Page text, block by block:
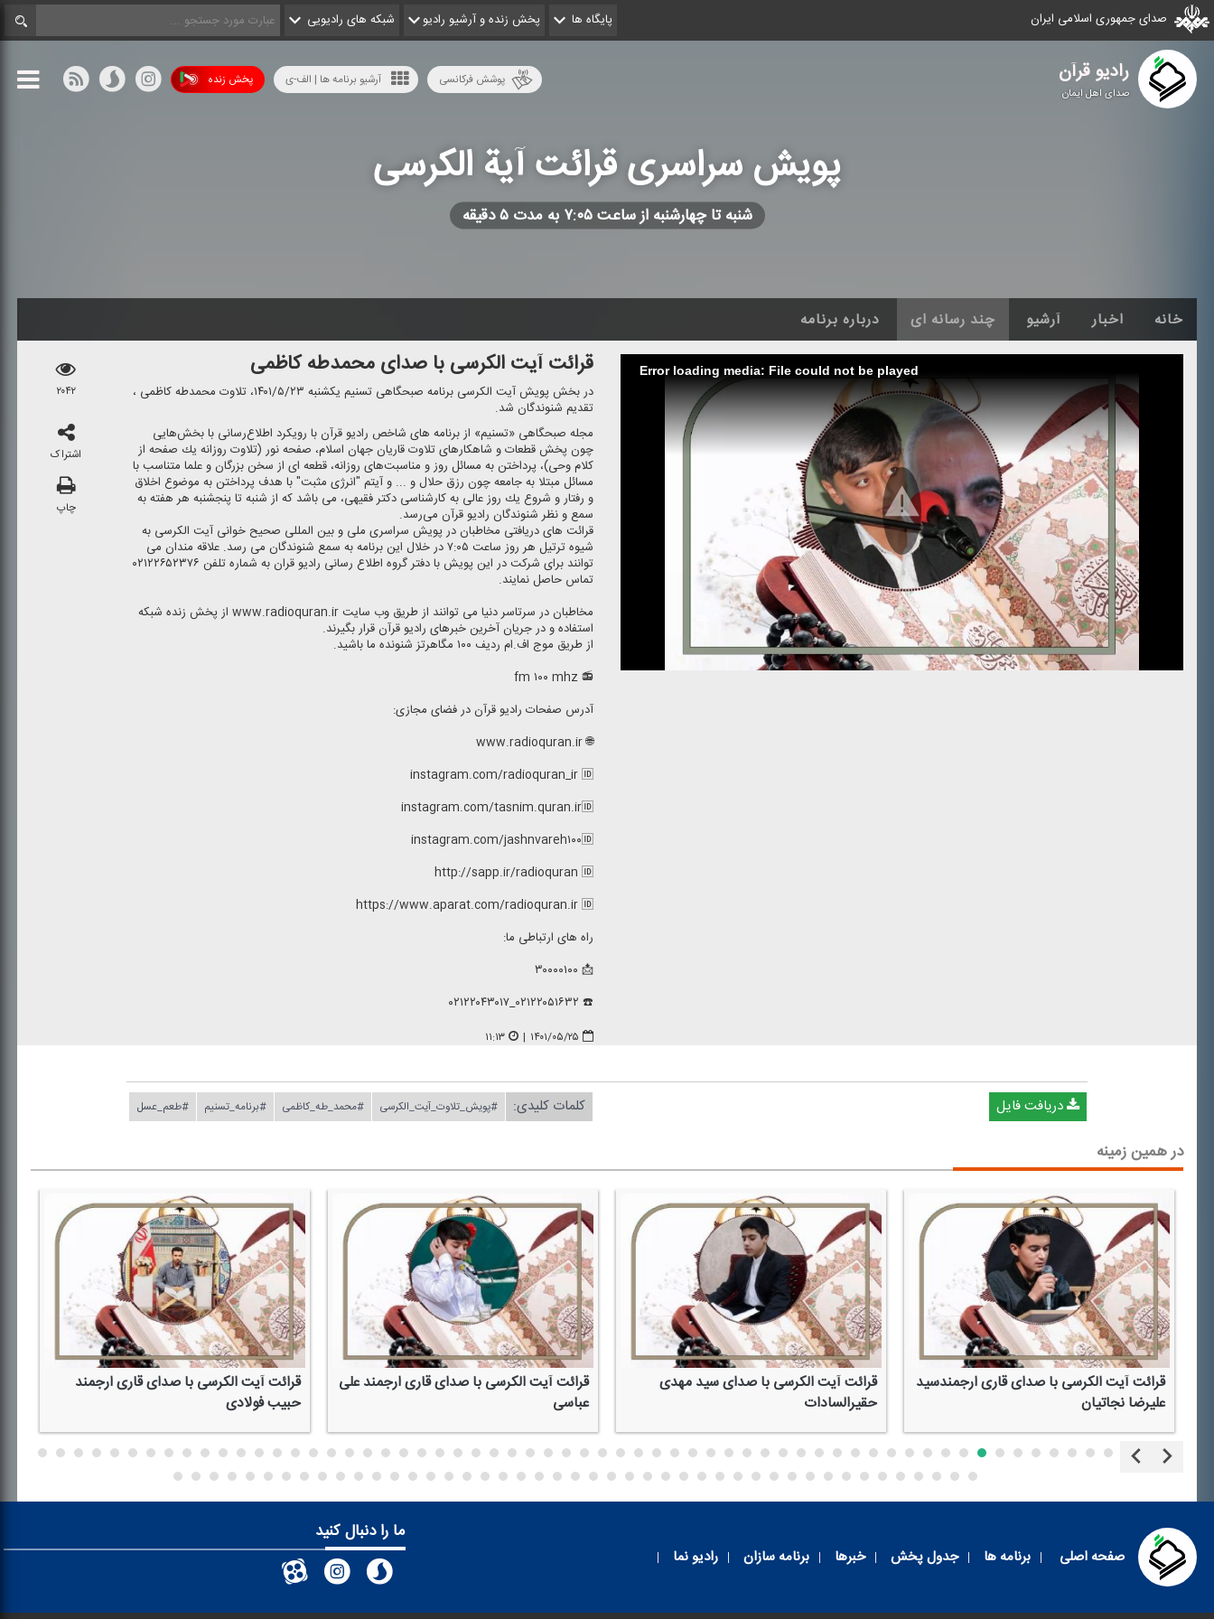
صدای جمهوری اسلامی ایران پایگاه ها پخش زنده و آرشیو رادیو شبکه های رادیویی
رادیو قرآن
صدای اهل ایمان
پخش زنده آرشیو برنامه ها | الف-ی پوشش فرکانسی
پویش سراسری قرائت آیة الكرسی
شنبه تا چهارشنبه از ساعت ۷:۰۵ به مدت ۵ دقیقه
خانه اخبار آرشیو چند رسانه ای درباره برنامه
Error loading media: File could not be played قرائت آیت الكرسی با صدای محمدطه كاظمی
در بخش پویش آیت الكرسی برنامه صبحگاهی تسنیم یكشنبه ۱۴۰۱/۵/۲۳، تلاوت محمدطه كاظمی ،
تقدیم شنوندگان شد.
مجله صبحگاهی «تسنیم» از برنامه های شاخص رادیو قرآن با رویكرد اطلاع‌رسانی با بخش‌هایی
چون پخش قطعات و شاهكارهای تلاوت قاریان جهان اسلام، صفحه نور (تلاوت روزانه یك صفحه از
كلام وحی)، پرداختن به مسائل روز و مناسبت‌های روزانه، قطعه ای از سخن بزرگان و علما متناسب با
مسائل مبتلا به جامعه چون رزق حلال و ... و آیتم "انرژی مثبت" با هدف پرداختن به موضوع اخلاق
و رفتار و شروع یك روز عالی به كارشناسی دكتر فقیهی، می باشد كه از شنبه تا پنجشنبه هر هفته به
سمع و نظر شنوندگان رادیو قرآن می‌رسد.
قرائت های دریافتی مخاطبان در پویش سراسری ملی و بین المللی صحیح خوانی آیت الكرسی به
شیوه ترتیل هر روز ساعت ۷:۰۵ در خلال این برنامه به سمع شنوندگان می رسد. علاقه مندان می
توانند برای شركت در این پویش با دفتر گروه اطلاع رسانی رادیو قران به شماره تلفن ۰۲۱۲۲۶۵۲۳۷۶
تماس حاصل نمایند.
مخاطبان در سرتاسر دنیا می توانند از طریق وب سایت www.radioquran.ir از پخش زنده شبكه
استفاده و در جریان آخرین خبرهای رادیو قرآن قرار بگیرند.
از طریق موج اف.ام ردیف ۱۰۰ مگاهرتز شنونده ما باشید.
📻 fm ۱۰۰ mhz
آدرس صفحات رادیو قرآن در فضای مجازی:
🌐 www.radioquran.ir
instagram.com/radioquran_ir 🆔
instagram.com/tasnim.quran.ir🆔
instagram.com/jashnvareh۱۰۰🆔
http://sapp.ir/radioquran 🆔
https://www.aparat.com/radioquran.ir 🆔
راه های ارتباطی ما:
📩 ۳۰۰۰۰۱۰۰
☎️ ۰۲۱۲۲۰۵۱۶۳۲_۰۲۱۲۲۰۴۳۰۱۷
۱۴۰۱/۰۵/۲۵ | ۱۱:۱۳
۲۰۴۲
اشتراک
چاپ
دریافت فایل کلمات کلیدی: #پویش_تلاوت_آیت_الكرسی #محمد_طه_كاظمی #برنامه_تسنیم #طعم_عسل
در همین زمینه
قرائت آیت الكرسی با صدای قاری ارجمندسید
علیرضا نجاتیان
قرائت آیت الكرسی با صدای سید مهدی
حقیرالسادات
قرائت آیت الكرسی با صدای قاری ارجمند علی
عباسی
قرائت آیت الكرسی با صدای قاری ارجمند
حبیب فولادی
صفحه اصلی برنامه ها جدول پخش خبرها برنامه سازان رادیو نما
ما را دنبال کنید